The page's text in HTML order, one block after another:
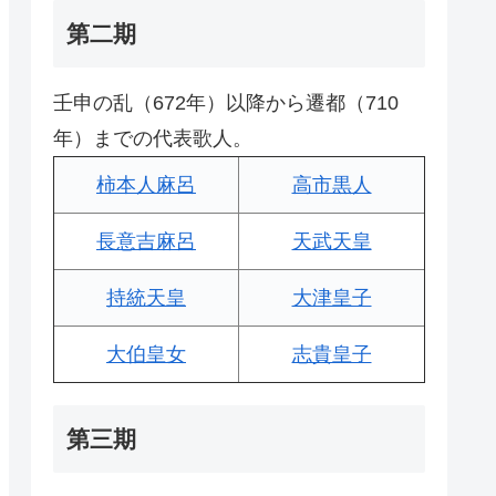
第二期
壬申の乱（672年）以降から遷都（710
年）までの代表歌人。
柿本人麻呂 高市黒人
長意吉麻呂 天武天皇
持統天皇 大津皇子
大伯皇女 志貴皇子
第三期